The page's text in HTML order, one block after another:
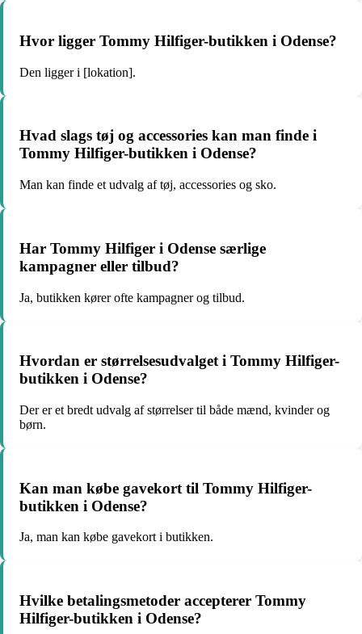
Hvor ligger Tommy Hilfiger-butikken i Odense?
Den ligger i [lokation].
Hvad slags tøj og accessories kan man finde i
Tommy Hilfiger-butikken i Odense?
Man kan finde et udvalg af tøj, accessories og sko.
Har Tommy Hilfiger i Odense særlige
kampagner eller tilbud?
Ja, butikken kører ofte kampagner og tilbud.
Hvordan er størrelsesudvalget i Tommy Hilfiger-
butikken i Odense?
Der er et bredt udvalg af størrelser til både mænd, kvinder og
børn.
Kan man købe gavekort til Tommy Hilfiger-
butikken i Odense?
Ja, man kan købe gavekort i butikken.
Hvilke betalingsmetoder accepterer Tommy
Hilfiger-butikken i Odense?